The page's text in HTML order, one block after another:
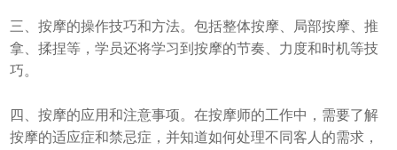
三、按摩的操作技巧和方法。包括整体按摩、局部按摩、推
拿、揉捏等，学员还将学习到按摩的节奏、力度和时机等技
巧。
四、按摩的应用和注意事项。在按摩师的工作中，需要了解
按摩的适应症和禁忌症，并知道如何处理不同客人的需求，